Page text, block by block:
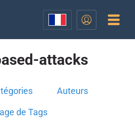
attacks
Auteurs
de Tags